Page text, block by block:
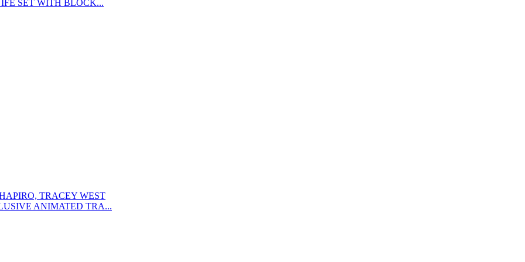
SET WITH BLOCK...
TRACEY WEST
ANIMATED TRA...